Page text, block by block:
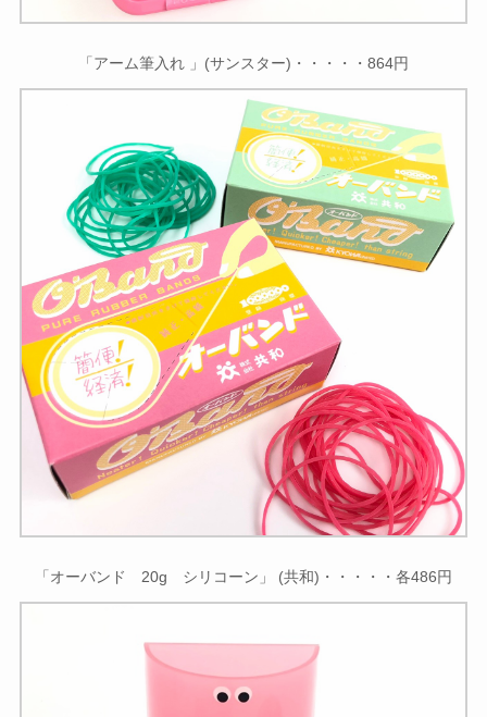
「アーム筆入れ 」(サンスター)・・・・・864円
「オーバンド 20g シリコーン」 (共和)・・・・・各486円